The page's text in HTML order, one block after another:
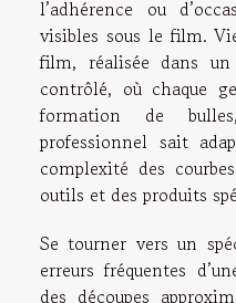
l’adhérence ou
visibles sous le film.
film, réalisée dans
contrôlé, où chaque
formation de
professionnel sait
complexité des
outils et des produits
Se tourner vers un
erreurs fréquentes
des découpes